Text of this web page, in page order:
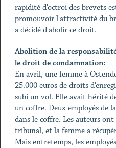
rapidité d’octroi des brevets
promouvoir l'attractivité du
a décidé d'abolir ce droit.
Abolition de la
le droit de condamnation:
En avril, une femme à
25.000 euros de droits
subi un vol. Elle avait hérité
un coffre. Deux employés de
dans le coffre. Les auteurs
tribunal, et la femme a
Mais entretemps, les